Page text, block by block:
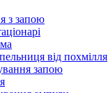
з запою
від похмілля
запою